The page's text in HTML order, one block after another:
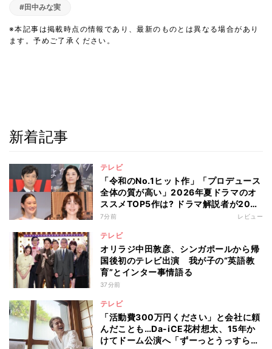
#田中みな実
※本記事は掲載時点の情報であり、最新のものとは異なる場合があり
ます。予めご了承ください。
新着記事
テレビ
「令和のNo.1ヒット作」「プロデュース
全体の質が高い」2026年夏ドラマのオ
ススメTOP5作は? ドラマ解説者が20作
の傾向を“視聴率無視”で徹底分析
7分前 レビュー
テレビ
オリラジ中田敦彦、シンガポールから帰
国後初のテレビ出演 我が子の“英語教
育”とインター事情語る
37分前
テレビ
「活動費300万円ください」と会社に頼
んだことも…Da-iCE花村想太、15年か
けてドーム公演へ「ずーっとうっすらや